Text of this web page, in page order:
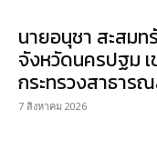
นายอนุชา สะสม
จังหวัดนครปฐม
กระทรวงสาธาร
7 สิงหาคม 2026